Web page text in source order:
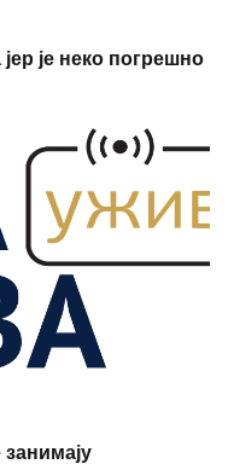
јер је неко погрешно